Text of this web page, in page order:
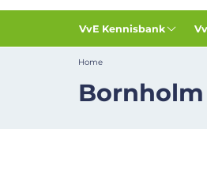
VvE Kennisbank
Home
Bornholm